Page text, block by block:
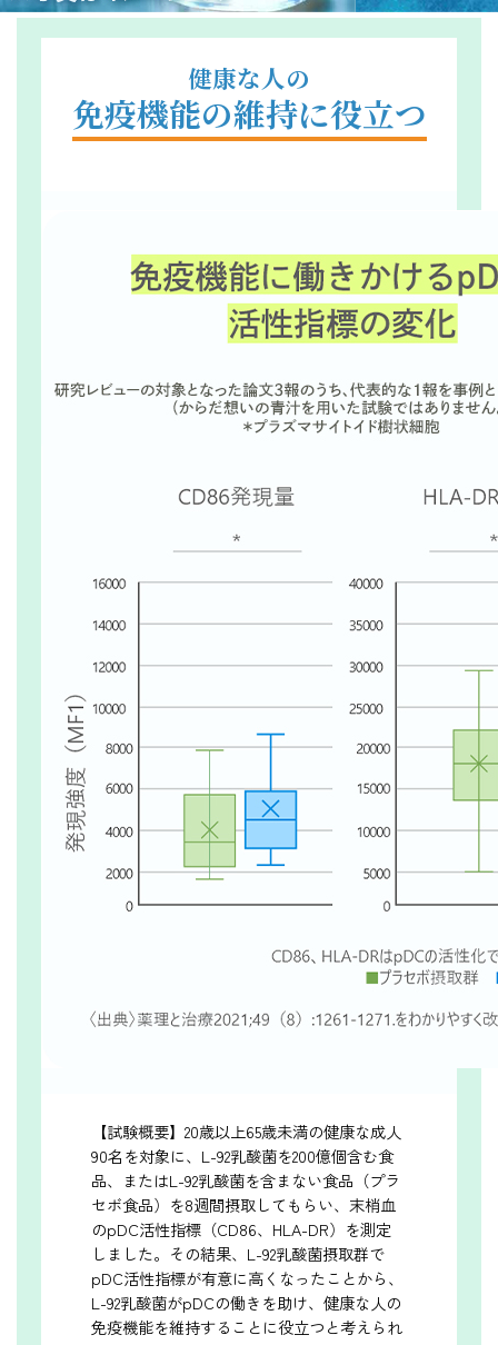
健康な人の
免疫機能の維持に役立つ
【試験概要】20歳以上65歳未満の健康な成人
90名を対象に、L-92乳酸菌を200億個含む食
品、またはL-92乳酸菌を含まない食品（プラ
セボ食品）を8週間摂取してもらい、末梢血
のpDC活性指標（CD86、HLA-DR）を測定
しました。その結果、L-92乳酸菌摂取群で
pDC活性指標が有意に高くなったことから、
L-92乳酸菌がpDCの働きを助け、健康な人の
免疫機能を維持することに役立つと考えられ